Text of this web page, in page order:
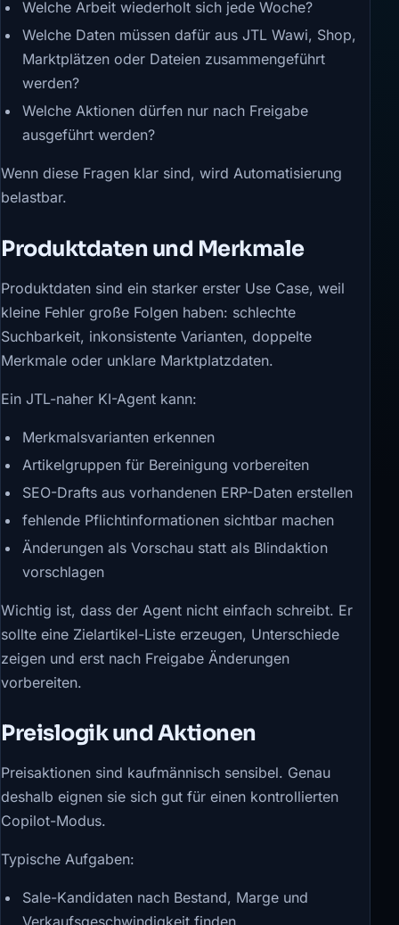
Welche Arbeit wiederholt sich jede Woche?
Welche Daten müssen dafür aus JTL Wawi, Shop,
Marktplätzen oder Dateien zusammengeführt
werden?
Welche Aktionen dürfen nur nach Freigabe
ausgeführt werden?
Wenn diese Fragen klar sind, wird Automatisierung
belastbar.
Produktdaten und Merkmale
Produktdaten sind ein starker erster Use Case, weil
kleine Fehler große Folgen haben: schlechte
Suchbarkeit, inkonsistente Varianten, doppelte
Merkmale oder unklare Marktplatzdaten.
Ein JTL-naher KI-Agent kann:
Merkmalsvarianten erkennen
Artikelgruppen für Bereinigung vorbereiten
SEO-Drafts aus vorhandenen ERP-Daten erstellen
fehlende Pflichtinformationen sichtbar machen
Änderungen als Vorschau statt als Blindaktion
vorschlagen
Wichtig ist, dass der Agent nicht einfach schreibt. Er
sollte eine Zielartikel-Liste erzeugen, Unterschiede
zeigen und erst nach Freigabe Änderungen
vorbereiten.
Preislogik und Aktionen
Preisaktionen sind kaufmännisch sensibel. Genau
deshalb eignen sie sich gut für einen kontrollierten
Copilot-Modus.
Typische Aufgaben:
Sale-Kandidaten nach Bestand, Marge und